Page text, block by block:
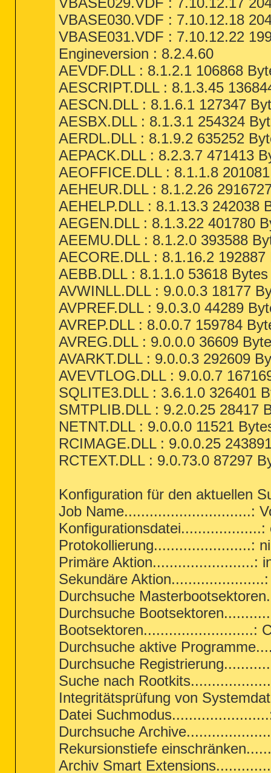
VBASE030.VDF : 7.10.12.18
VBASE031.VDF : 7.10.12.22
Engineversion : 8.2.4.60
AEVDF.DLL : 8.1.2.1 106868
AESCRIPT.DLL : 8.1.3.45
AESCN.DLL : 8.1.6.1 127347
AESBX.DLL : 8.1.3.1 254324
AERDL.DLL : 8.1.9.2 635252
AEPACK.DLL : 8.2.3.7 471413
AEOFFICE.DLL : 8.1.1.8
AEHEUR.DLL : 8.1.2.26
AEHELP.DLL : 8.1.13.3 242038
AEGEN.DLL : 8.1.3.22 401780
AEEMU.DLL : 8.1.2.0 393588
AECORE.DLL : 8.1.16.2
AEBB.DLL : 8.1.1.0 53618
AVWINLL.DLL : 9.0.0.3 18177
AVPREF.DLL : 9.0.3.0 44289
AVREP.DLL : 8.0.0.7 159784
AVREG.DLL : 9.0.0.0 36609
AVARKT.DLL : 9.0.0.3 292609
AVEVTLOG.DLL : 9.0.0.7
SQLITE3.DLL : 3.6.1.0 326401
SMTPLIB.DLL : 9.2.0.25 28417
NETNT.DLL : 9.0.0.0 11521
RCIMAGE.DLL : 9.0.0.25
RCTEXT.DLL : 9.0.73.0 87297
Konfiguration für den aktuellen
Job Name..............................:
Protokollierung.......................:
Primäre Aktion........................:
Sekundäre
Durchsuche
Durchsuche
Bootsektoren..........................:
Durchsuche aktive
Durchsuche
Suche nach
Integritätsprüfung von
Datei
Durchsuche
Rekursionstiefe
Archiv Smart